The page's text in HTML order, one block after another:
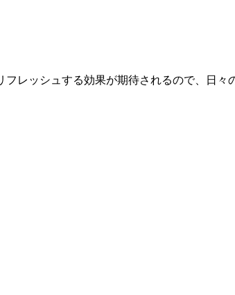
レッシュする効果が期待されるので、日々